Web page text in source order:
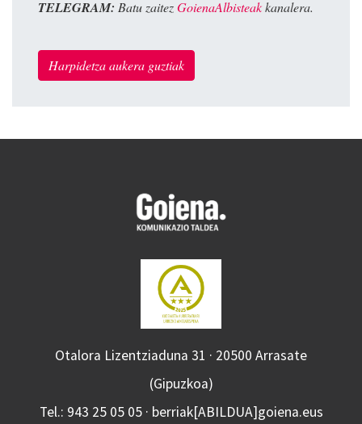
TELEGRAM: Batu zaitezGoienaAlbisteakkanalera.
Harpidetza aukera guztiak
Otalora Lizentziaduna 31 · 20500 Arrasate
(Gipuzkoa)
Tel.: 943 25 05 05 · berriak[ABILDUA]goiena.eus